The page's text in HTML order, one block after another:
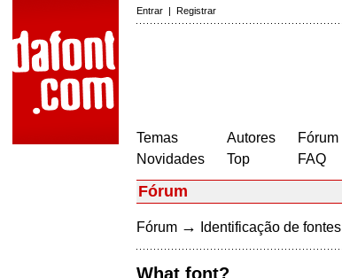
Entrar | Registrar
Temas
Novidades
Autores
Top
Fórum
FAQ
Fórum
Fórum → Identificação de fontes
What font?